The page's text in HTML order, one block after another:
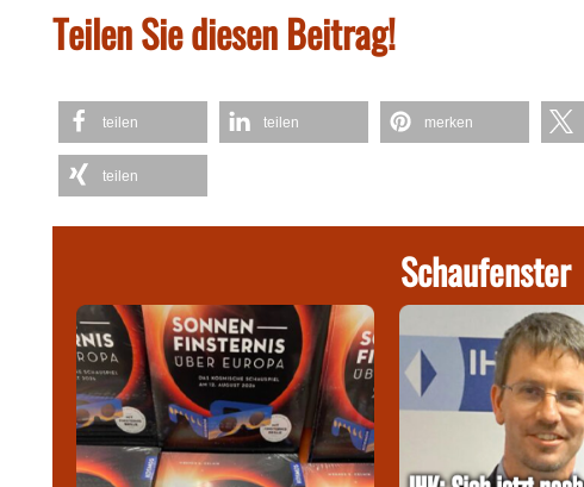
Teilen Sie diesen Beitrag!
teilen teilen merken
teilen
Schaufenster